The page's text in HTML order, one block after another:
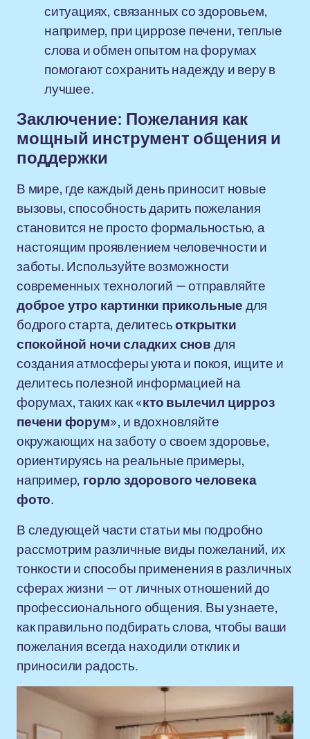
ситуациях, связанных со здоровьем,
например, при циррозе печени, теплые
слова и обмен опытом на форумах
помогают сохранить надежду и веру в
лучшее.
Заключение: Пожелания как
мощный инструмент общения и
поддержки
В мире, где каждый день приносит новые
вызовы, способность дарить пожелания
становится не просто формальностью, а
настоящим проявлением человечности и
заботы. Используйте возможности
современных технологий — отправляйте
доброе утро картинки прикольныедля
бодрого старта, делитесьоткрытки
спокойной ночи сладких сновдля
создания атмосферы уюта и покоя, ищите и
делитесь полезной информацией на
форумах, таких как «кто вылечил цирроз
печени форум», и вдохновляйте
окружающих на заботу о своем здоровье,
ориентируясь на реальные примеры,
например, горло здорового человека
фото.
В следующей части статьи мы подробно
рассмотрим различные виды пожеланий, их
тонкости и способы применения в различных
сферах жизни — от личных отношений до
профессионального общения. Вы узнаете,
как правильно подбирать слова, чтобы ваши
пожелания всегда находили отклик и
приносили радость.